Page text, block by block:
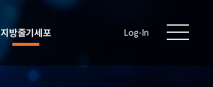
지방줄기세포 Log-In